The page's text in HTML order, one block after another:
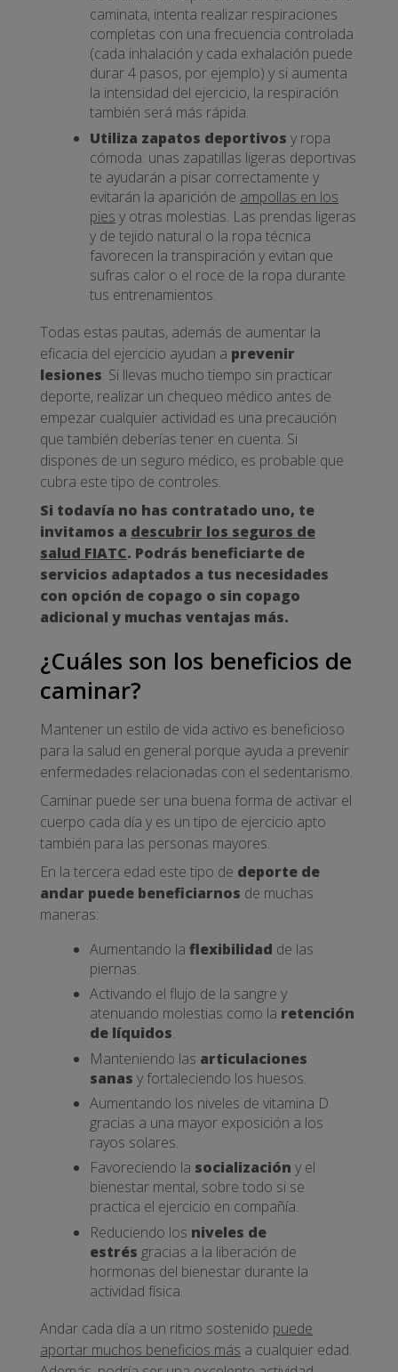
caminata, intenta realizar respiraciones
completas con una frecuencia controlada
(cada inhalación y cada exhalación puede
durar 4 pasos, por ejemplo) y si aumenta
la intensidad del ejercicio, la respiración
también será más rápida.
Utiliza zapatos deportivos y ropa
cómoda: unas zapatillas ligeras deportivas
te ayudarán a pisar correctamente y
evitarán la aparición de ampollas en los
pies y otras molestias. Las prendas ligeras
y de tejido natural o la ropa técnica
favorecen la transpiración y evitan que
sufras calor o el roce de la ropa durante
tus entrenamientos.
Todas estas pautas, además de aumentar la
eficacia del ejercicio ayudan a prevenir
lesiones. Si llevas mucho tiempo sin practicar
deporte, realizar un chequeo médico antes de
empezar cualquier actividad es una precaución
que también deberías tener en cuenta. Si
dispones de un seguro médico, es probable que
cubra este tipo de controles.
Si todavía no has contratado uno, te
invitamos a descubrir los seguros de
salud FIATC. Podrás beneficiarte de
servicios adaptados a tus necesidades
con opción de copago o sin copago
adicional y muchas ventajas más.
¿Cuáles son los beneficios de
caminar?
Mantener un estilo de vida activo es beneficioso
para la salud en general porque ayuda a prevenir
enfermedades relacionadas con el sedentarismo.
Caminar puede ser una buena forma de activar el
cuerpo cada día y es un tipo de ejercicio apto
también para las personas mayores.
En la tercera edad este tipo de deporte de
andar puede beneficiarnos de muchas
maneras:
Aumentando la flexibilidad de las
piernas.
Activando el flujo de la sangre y
atenuando molestias como la retención
de líquidos.
Manteniendo las articulaciones
sanas y fortaleciendo los huesos.
Aumentando los niveles de vitamina D
gracias a una mayor exposición a los
rayos solares.
Favoreciendo la socialización y el
bienestar mental, sobre todo si se
practica el ejercicio en compañía.
Reduciendo los niveles de
estrés gracias a la liberación de
hormonas del bienestar durante la
actividad física.
Andar cada día a un ritmo sostenido puede
aportar muchos beneficios más a cualquier edad.